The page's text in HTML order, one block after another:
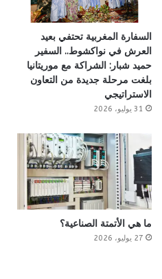
السفارة المغربية تحتفي بعيد
العرش في نواكشوط.. السفير
حميد شبار: الشراكة مع موريتانيا
بلغت مرحلة جديدة من التعاون
الاستراتيجي
31 يوليو، 2026
ما هي الأتمتة الصناعية؟
27 يوليو، 2026